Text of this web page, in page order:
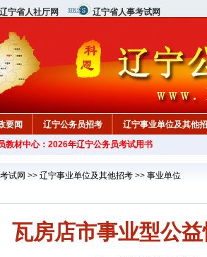
辽宁省人社厅网 辽宁省人事考试网
要闻 辽宁公务员招考 辽宁事业单位及其他
教材中心：2026年辽宁公务员考试用书
试网 >> 辽宁事业单位及其他招考 >> 事业单位
瓦房店市事业型公